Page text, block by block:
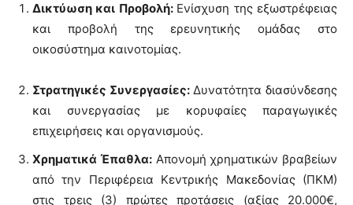
Δικτύωση και Προβολή: Ενίσχυση της εξωστρέφειας
και προβολή της ερευνητικής ομάδας στο
οικοσύστημα καινοτομίας.
Στρατηγικές Συνεργασίες:Δυνατότητα διασύνδεσης
και συνεργασίας με κορυφαίες παραγωγικές
επιχειρήσεις και οργανισμούς.
Χρηματικά Έπαθλα:Απονομή χρηματικών βραβείων
από την Περιφέρεια Κεντρικής Μακεδονίας (ΠΚΜ)
στις τρεις (3) πρώτες προτάσεις (αξίας 20.000€,